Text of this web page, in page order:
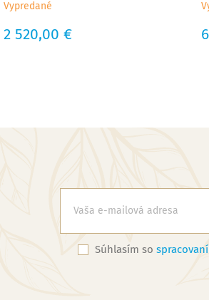
Vypredané
Cena
2 520,00 €
Súhlasím so